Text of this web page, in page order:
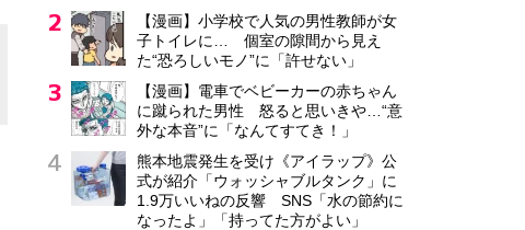
【漫画】小学校で人気の男性教師が女
子トイレに… 個室の隙間から見え
た“恐ろしいモノ”に「許せない」
【漫画】電車でベビーカーの赤ちゃん
に蹴られた男性 怒ると思いきや…“意
外な本音”に「なんてすてき！」
熊本地震発生を受け《アイラップ》公
式が紹介「ウォッシャブルタンク」に
1.9万いいねの反響 SNS「水の節約に
なったよ」「持ってた方がよい」